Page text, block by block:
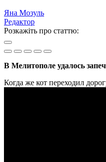
Яна Мозуль
Редактор
Розкажіть про статтю:
В Мелитополе удалось
Когда же кот переходил